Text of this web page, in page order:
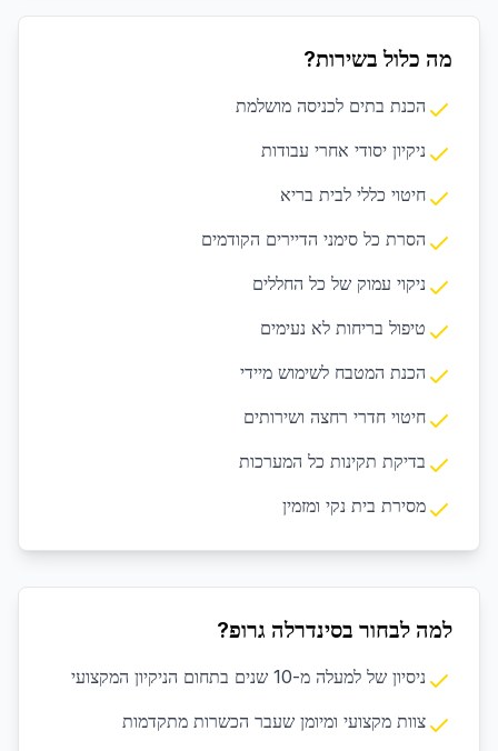
מה כלול בשירות?
הכנת בתים לכניסה מושלמת
ניקיון יסודי אחרי עבודות
חיטוי כללי לבית בריא
הסרת כל סימני הדיירים הקודמים
ניקוי עמוק של כל החללים
טיפול בריחות לא נעימים
הכנת המטבח לשימוש מיידי
חיטוי חדרי רחצה ושירותים
בדיקת תקינות כל המערכות
מסירת בית נקי ומזמין
למה לבחור בסינדרלה גרופ?
ניסיון של למעלה מ-10 שנים בתחום הניקיון המקצועי
צוות מקצועי ומיומן שעבר הכשרות מתקדמות